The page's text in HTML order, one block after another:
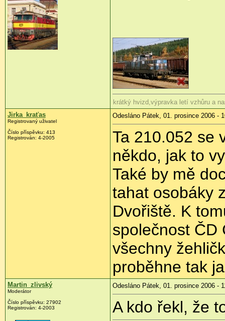
krátký hvizd,výpravka letí vzhůru a
Jirka_kraťas
Registrovaný uživatel
Číslo příspěvku: 413
Registrován: 4-2005
Odesláno Pátek, 01. prosince 2006 -
Ta 210.052 se
někdo, jak to
Také by mě
tahat osobáky
Dvořiště. K
společnost ČD
všechny
proběhne tak
Martin_zlivský
Moderátor
Číslo příspěvku: 27902
Registrován: 4-2003
Odesláno Pátek, 01. prosince 2006 -
A kdo řekl, že